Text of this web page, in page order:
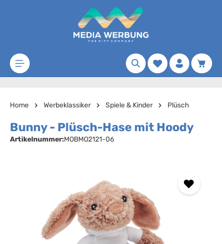
Zum Hauptinhalt springen
Merkzettel
Home Werbeklassiker Spiele & Kinder Plüsch
Bunny - Plüsch-Hase mit Hoody
Artikelnummer:MOBMO2121-06